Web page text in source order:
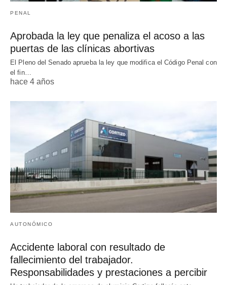
PENAL
Aprobada la ley que penaliza el acoso a las
puertas de las clínicas abortivas
El Pleno del Senado aprueba la ley que modifica el Código Penal con
el fin…
hace 4 años
AUTONÓMICO
Accidente laboral con resultado de
fallecimiento del trabajador.
Responsabilidades y prestaciones a percibir